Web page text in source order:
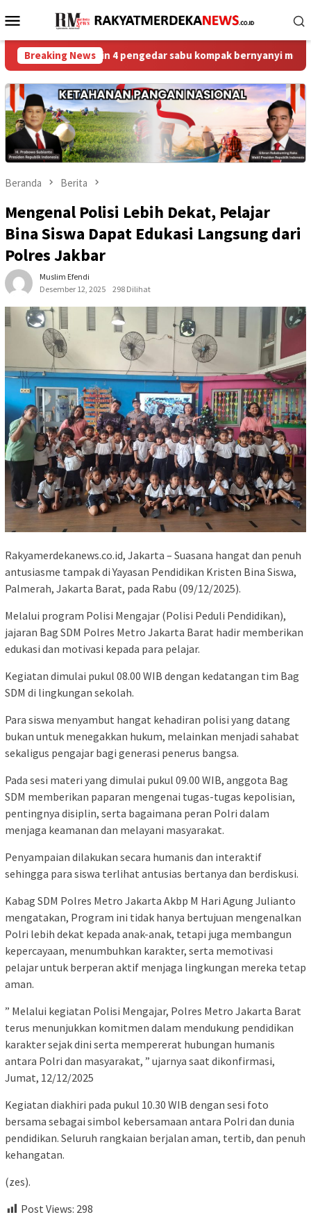
ke
Menu
Mobile
Breaking News
bikin 4 pengedar sabu kompak bernyanyi merdu seret nama
Beranda Berita
Mengenal Polisi Lebih Dekat, Pelajar
Bina Siswa Dapat Edukasi Langsung dari
Polres Jakbar
Muslim Efendi
Desember 12, 2025
298 Dilihat
Rakyamerdekanews.co.id, Jakarta – Suasana hangat dan penuh
antusiasme tampak di Yayasan Pendidikan Kristen Bina Siswa,
Palmerah, Jakarta Barat, pada Rabu (09/12/2025).
Melalui program Polisi Mengajar (Polisi Peduli Pendidikan),
jajaran Bag SDM Polres Metro Jakarta Barat hadir memberikan
edukasi dan motivasi kepada para pelajar.
Kegiatan dimulai pukul 08.00 WIB dengan kedatangan tim Bag
SDM di lingkungan sekolah.
Para siswa menyambut hangat kehadiran polisi yang datang
bukan untuk menegakkan hukum, melainkan menjadi sahabat
sekaligus pengajar bagi generasi penerus bangsa.
Pada sesi materi yang dimulai pukul 09.00 WIB, anggota Bag
SDM memberikan paparan mengenai tugas-tugas kepolisian,
pentingnya disiplin, serta bagaimana peran Polri dalam
menjaga keamanan dan melayani masyarakat.
Penyampaian dilakukan secara humanis dan interaktif
sehingga para siswa terlihat antusias bertanya dan berdiskusi.
Kabag SDM Polres Metro Jakarta Akbp M Hari Agung Julianto
mengatakan, Program ini tidak hanya bertujuan mengenalkan
Polri lebih dekat kepada anak-anak, tetapi juga membangun
kepercayaan, menumbuhkan karakter, serta memotivasi
pelajar untuk berperan aktif menjaga lingkungan mereka tetap
aman.
” Melalui kegiatan Polisi Mengajar, Polres Metro Jakarta Barat
terus menunjukkan komitmen dalam mendukung pendidikan
karakter sejak dini serta mempererat hubungan humanis
antara Polri dan masyarakat, ” ujarnya saat dikonfirmasi,
Jumat, 12/12/2025
Kegiatan diakhiri pada pukul 10.30 WIB dengan sesi foto
bersama sebagai simbol kebersamaan antara Polri dan dunia
pendidikan. Seluruh rangkaian berjalan aman, tertib, dan penuh
kehangatan.
(zes).
Post Views: 298